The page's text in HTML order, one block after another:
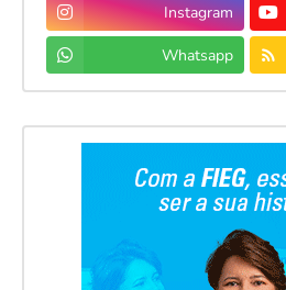
Instagram
Whatsapp